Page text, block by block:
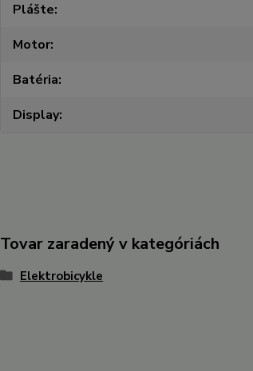
Plášte
Motor
Batéria
Display
Tovar zaradený v kategóriách
Elektrobicykle